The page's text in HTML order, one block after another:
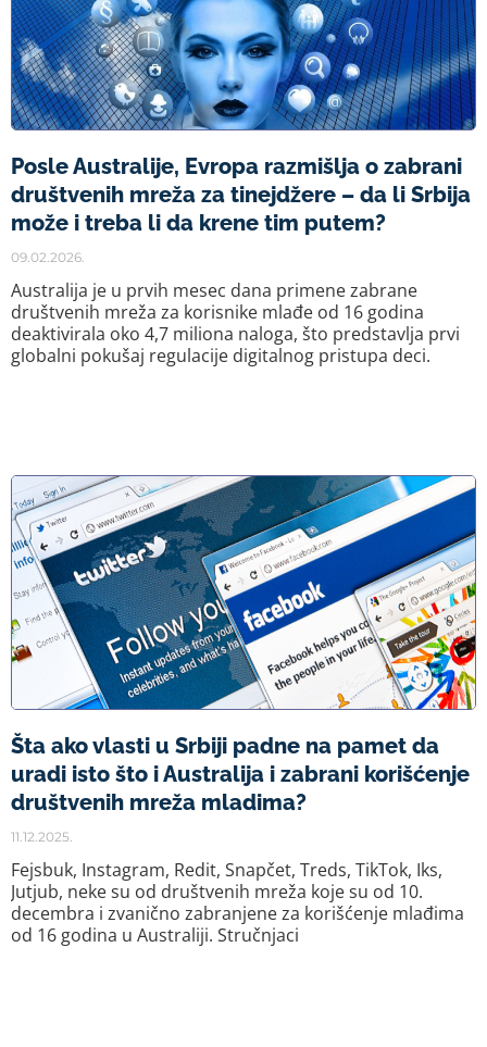
Posle Australije, Evropa razmišlja o zabrani
društvenih mreža za tinejdžere – da li Srbija
može i treba li da krene tim putem?
09.02.2026.
Australija je u prvih mesec dana primene zabrane
društvenih mreža za korisnike mlađe od 16 godina
deaktivirala oko 4,7 miliona naloga, što predstavlja prvi
globalni pokušaj regulacije digitalnog pristupa deci.
Šta ako vlasti u Srbiji padne na pamet da
uradi isto što i Australija i zabrani korišćenje
društvenih mreža mladima?
11.12.2025.
Fejsbuk, Instagram, Redit, Snapčet, Treds, TikTok, Iks,
Jutjub, neke su od društvenih mreža koje su od 10.
decembra i zvanično zabranjene za korišćenje mlađima
od 16 godina u Australiji. Stručnjaci